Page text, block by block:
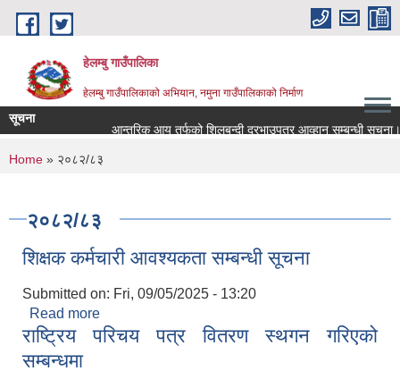
Skip to main content
हेलम्बु गाउँपालिका
हेलम्बु गाउँपालिकाको अभियान, नमुना गाउँपालिकाको निर्माण
सूचना
आन्तरिक आय तर्फको शिलबन्दी दरभाउपत्र आव्हान सम्बन्धी सूचना।
You are here
Home » २०८२/८३
२०८२/८३
शिक्षक कर्मचारी आवश्यकता सम्बन्धी सूचना
Submitted on: Fri, 09/05/2025 - 13:20
Read more
राष्ट्रिय परिचय पत्र वितरण स्थगन गरिएको
सम्बन्धमा